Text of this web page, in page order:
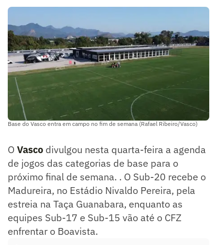
Base do Vasco entra em campo no fim de semana (Rafael Ribeiro/Vasco)
O Vasco divulgou nesta quarta-feira a agenda
de jogos das categorias de base para o
próximo final de semana. . O Sub-20 recebe o
Madureira, no Estádio Nivaldo Pereira, pela
estreia na Taça Guanabara, enquanto as
equipes Sub-17 e Sub-15 vão até o CFZ
enfrentar o Boavista.